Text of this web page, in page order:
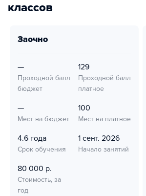
классов
заочно
—
Проходной балл
бюджет
129
Проходной балл
платное
—
Мест на бюджет
100
Мест на платное
4.6 года
Срок обучения
1 сент. 2026
Начало занятий
80 000 р.
Стоимость, за
год